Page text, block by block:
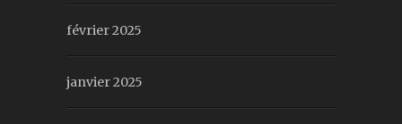
février 2025
janvier 2025